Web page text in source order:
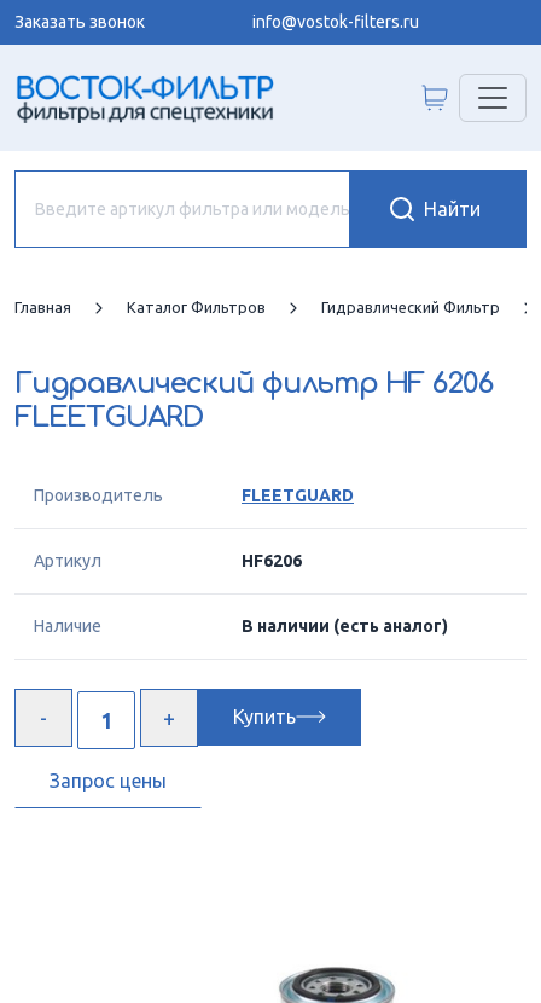
Заказать звонок info@vostok-filters.ru
Главная Каталог Фильтров Гидравлический Фильтр
Гидравлический фильтр HF 6206
FLEETGUARD
Производитель FLEETGUARD
Артикул HF6206
Наличие В наличии (есть аналог)
Купить
Запрос цены